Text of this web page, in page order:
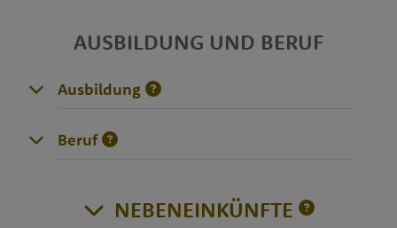
AUSBILDUNG UND BERUF
Ausbildung
Beruf
NEBENEINKÜNFTE